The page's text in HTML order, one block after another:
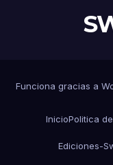
Funciona gracias a
InicioPolitica
Ediciones-